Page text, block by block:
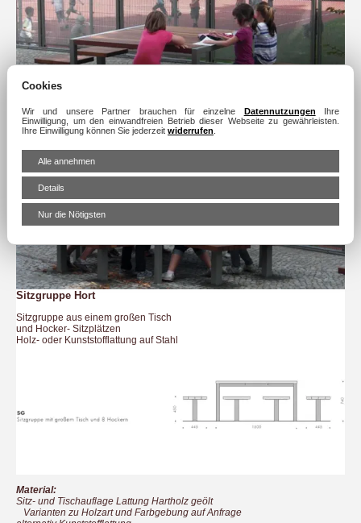
Sitzgruppe Hort
Sitzgruppe aus einem großen Tisch
und Hocker- Sitzplätzen
Holz- oder Kunststofflattung auf Stahl
Material:
Sitz- und Tischauflage Lattung Hartholz geölt
Varianten zu Holzart und Farbgebung auf Anfrage
Cookies
Wir und unsere Partner brauchen für einzelne Datennutzungen Ihre
Einwilligung, um den einwandfreien Betrieb dieser Webseite zu gewährleisten.
Ihre Einwilligung können Sie jederzeit widerrufen
Alle annehmen
Details
Nur die Nötigsten